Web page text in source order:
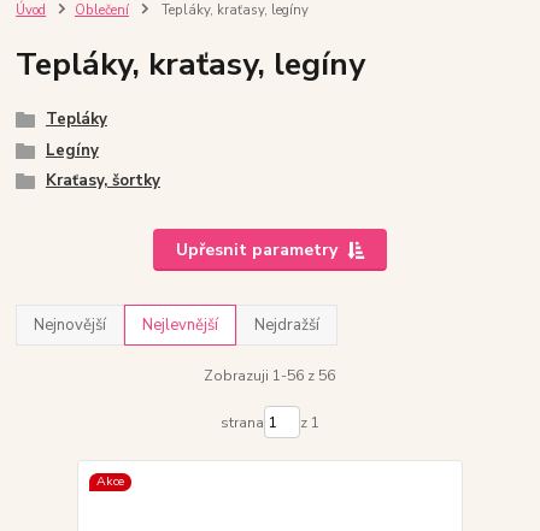
Úvod Oblečení Tepláky, kraťasy, legíny
Tepláky, kraťasy, legíny
Tepláky
Legíny
Kraťasy, šortky
Upřesnit parametry
Nejnovější Nejlevnější Nejdražší
Zobrazuji 1-56 z 56
strana z 1
Akce